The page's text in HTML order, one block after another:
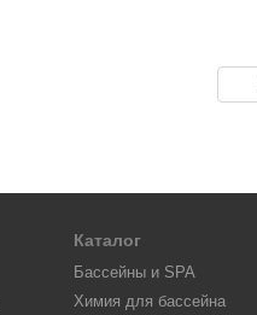
Каталог
Бассейны и SPA
Химия для бассейна